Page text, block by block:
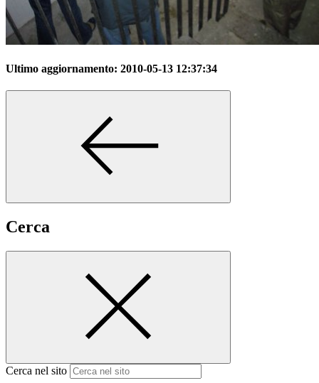
Ultimo aggiornamento: 2010-05-13 12:37:34
Cerca
Cerca nel sito